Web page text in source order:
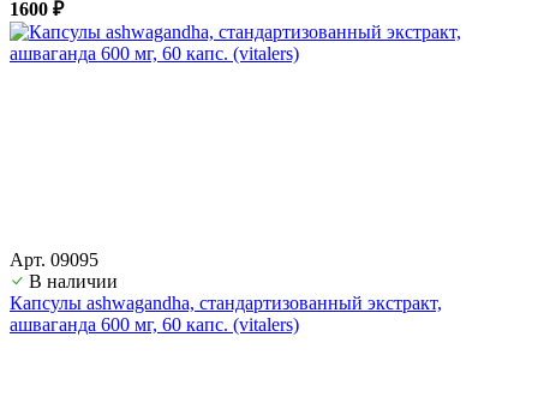
1600 ₽
Арт. 09095
В наличии
Капсулы ashwagandha, стандартизованный экстракт,
ашвагандa 600 мг, 60 капс. (vitalers)